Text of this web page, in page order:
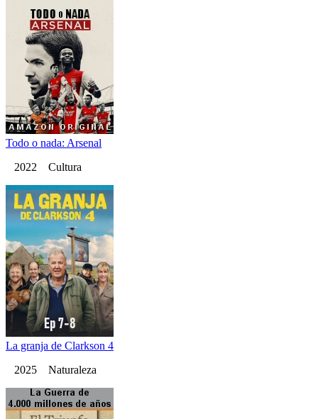
Todo o nada: Arsenal
2022 Cultura
La granja de Clarkson 4
2025 Naturaleza